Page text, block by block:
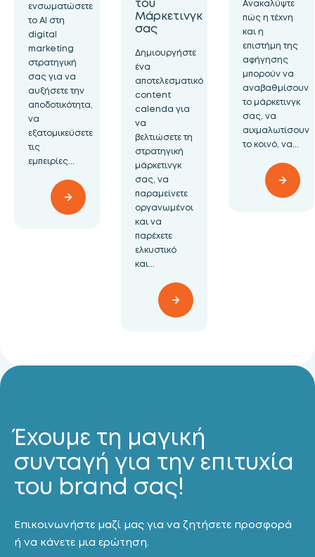
ενσωματώσετε
τo AI στη
digital
marketing
στρατηγική
σας για να
αυξήσετε την
αποδοτικότητα,
να
εξατομικεύσετε
τις
εμπειρίες...
Μάρκετινγκ
σας
Δημιουργήστε
ένα
αποτελεσματικό
content
calenda για
να
βελτιώσετε τη
στρατηγική
μάρκετινγκ
σας, να
παραμείνετε
οργανωμένοι
και να
παρέχετε
ελκυστικό
και...
Ανακαλύψτε
πώς η τέχνη
και η
επιστήμη της
αφήγησης
μπορούν να
αναβαθμίσουν
το μάρκετινγκ
σας, να
αιχμαλωτίσουν
το κοινό, να...
Έχουμε τη μαγική
συνταγή για την επιτυχία
του brand σας!
Επικοινωνήστε μαζί μας για να ζητήσετε προσφορά
ή να κάνετε μια ερώτηση.